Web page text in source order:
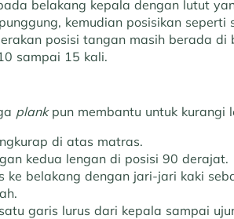
belakang kepala dengan lutut
kemudian posisikan seperti
posisi tangan masih berada di
sampai 15 kali.
plankpun membantu untuk kurangi
di atas matras.
kedua lengan di posisi 90 derajat.
ke belakang dengan jari-jari kaki
garis lurus dari kepala sampai